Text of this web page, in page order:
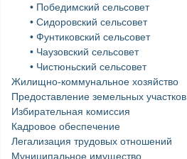
• Победимский сельсовет
• Сидоровский сельсовет
• Фунтиковский сельсовет
• Чаузовский сельсовет
• Чистюньский сельсовет
Жилищно-коммунальное хозяйство
Предоставление земельных участков
Избирательная комиссия
Кадровое обеспечение
Легализация трудовых отношений
Муниципальное имущество